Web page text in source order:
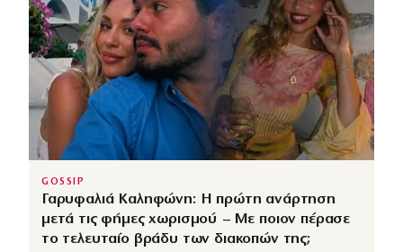
GOSSIP
Γαρυφαλιά Καληφώνη: Η πρώτη ανάρτηση
μετά τις φήμες χωρισμού – Με ποιον πέρασε
το τελευταίο βράδυ των διακοπών της;